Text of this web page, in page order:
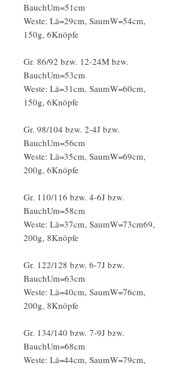
BauchUm=51cm
Weste: Lä=29cm, SaumW=54cm,
150g, 6Knöpfe
Gr. 86/92 bzw. 12-24M bzw.
BauchUm=53cm
Weste: Lä=31cm, SaumW=60cm,
150g, 6Knöpfe
Gr. 98/104 bzw. 2-4J bzw.
BauchUm=56cm
Weste: Lä=35cm, SaumW=69cm,
200g, 6Knöpfe
Gr. 110/116 bzw. 4-6J bzw.
BauchUm=58cm
Weste: Lä=37cm, SaumW=73cm69,
200g, 8Knöpfe
Gr. 122/128 bzw. 6-7J bzw.
BauchUm=63cm
Weste: Lä=40cm, SaumW=76cm,
200g, 8Knöpfe
Gr. 134/140 bzw. 7-9J bzw.
BauchUm=68cm
Weste: Lä=44cm, SaumW=79cm,